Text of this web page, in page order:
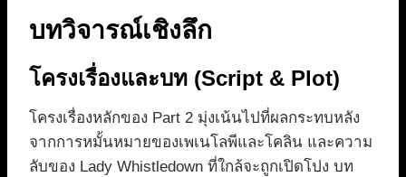
บทวิจารณ์เชิงลึก
โครงเรื่องและบท (Script & Plot)
โครงเรื่องหลักของ Part 2 มุ่งเน้นไปที่ผลกระทบหลัง
จากการหมั้นหมายของเพเนโลพีและโคลิน และความ
ลับของ Lady Whistledown ที่ใกล้จะถูกเปิดโปง บท